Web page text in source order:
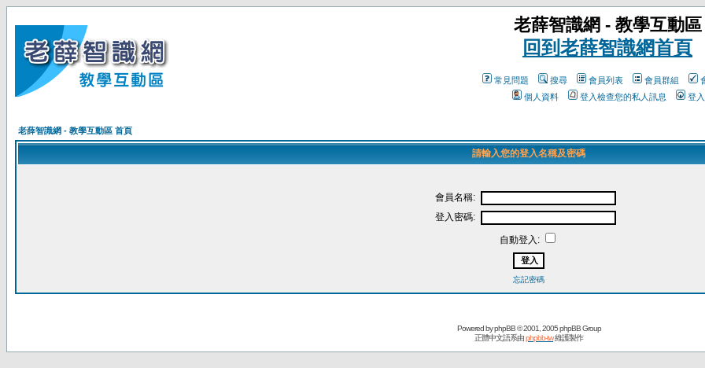
老薛智識網 - 教學互動區
回到老薛智識網首頁
常見問題 搜尋 會員列表 會員群組
個人資料
登入檢查您的私人訊息 登入
老薛智識網 - 教學互動區 首頁
請輸入您的登入名稱及密碼
會員名稱:
登入密碼:
自動登入:
忘記密碼
Powered byphpBB© 2001, 2005 phpBB Group
正體中文語系由phpbb-tw維護製作